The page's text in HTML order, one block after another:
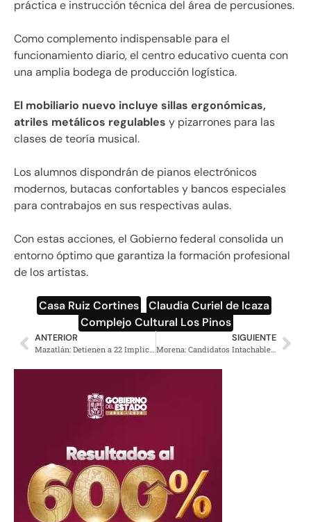
práctica e instrucción técnica del área de percusiones.
Como complemento indispensable para el
funcionamiento diario, el centro educativo cuenta con
una amplia bodega de producción logística.
El mobiliario nuevo incluye sillas ergonómicas,
atriles metálicos regulables y pizarrones para las
clases de teoría musical.
Los alumnos dispondrán de pianos electrónicos
modernos, butacas confortables y bancos especiales
para contrabajos en sus respectivas aulas.
Con estas acciones, el Gobierno federal consolida un
entorno óptimo que garantiza la formación profesional
de los artistas.
Casa Ruiz Cortines Claudia Curiel de Icaza
Complejo Cultural Los Pinos
ANTERIOR
Mazatlán: Detienen a 22 Implicados por Desaparición de Familia
SIGUIENTE
Morena: Candidatos Intachables y Frenar Nepotismo